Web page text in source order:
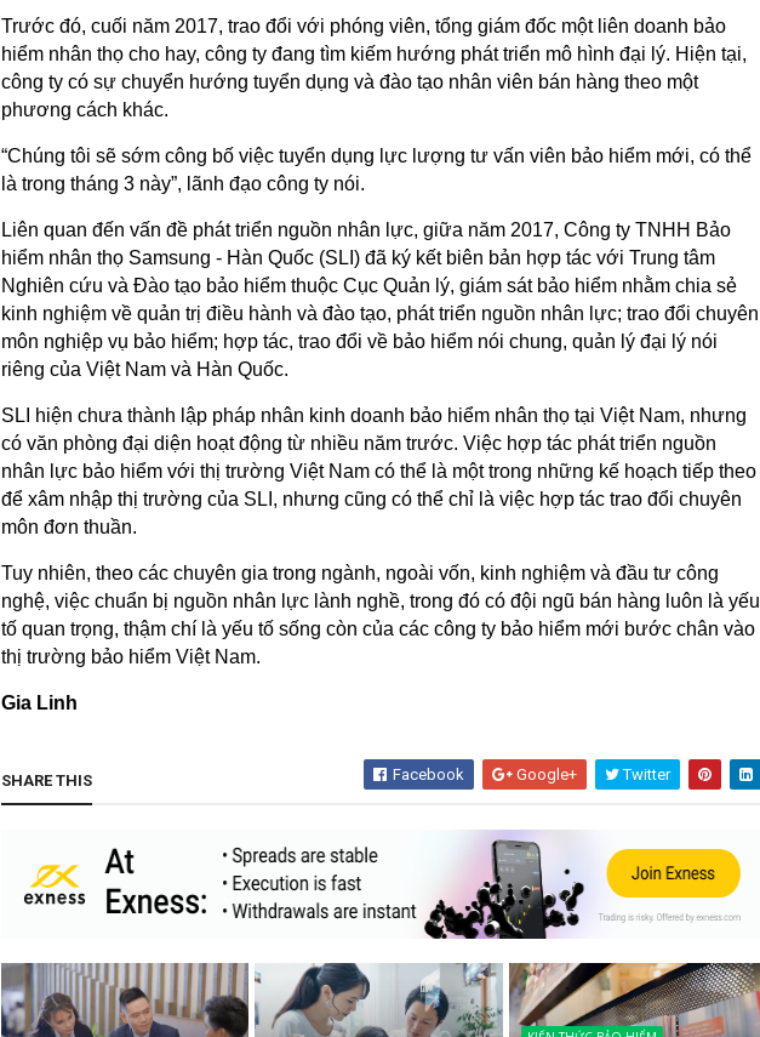
Trước đó, cuối năm 2017, trao đổi với phóng viên, tổng giám đốc một liên doanh bảo
hiểm nhân thọ cho hay, công ty đang tìm kiếm hướng phát triển mô hình đại lý. Hiện tại,
công ty có sự chuyển hướng tuyển dụng và đào tạo nhân viên bán hàng theo một
phương cách khác.
“Chúng tôi sẽ sớm công bố việc tuyển dụng lực lượng tư vấn viên bảo hiểm mới, có thể
là trong tháng 3 này”, lãnh đạo công ty nói.
Liên quan đến vấn đề phát triển nguồn nhân lực, giữa năm 2017, Công ty TNHH Bảo
hiểm nhân thọ Samsung - Hàn Quốc (SLI) đã ký kết biên bản hợp tác với Trung tâm
Nghiên cứu và Đào tạo bảo hiểm thuộc Cục Quản lý, giám sát bảo hiểm nhằm chia sẻ
kinh nghiệm về quản trị điều hành và đào tạo, phát triển nguồn nhân lực; trao đổi chuyên
môn nghiệp vụ bảo hiểm; hợp tác, trao đổi về bảo hiểm nói chung, quản lý đại lý nói
riêng của Việt Nam và Hàn Quốc.
SLI hiện chưa thành lập pháp nhân kinh doanh bảo hiểm nhân thọ tại Việt Nam, nhưng
có văn phòng đại diện hoạt động từ nhiều năm trước. Việc hợp tác phát triển nguồn
nhân lực bảo hiểm với thị trường Việt Nam có thể là một trong những kế hoạch tiếp theo
để xâm nhập thị trường của SLI, nhưng cũng có thể chỉ là việc hợp tác trao đổi chuyên
môn đơn thuần.
Tuy nhiên, theo các chuyên gia trong ngành, ngoài vốn, kinh nghiệm và đầu tư công
nghệ, việc chuẩn bị nguồn nhân lực lành nghề, trong đó có đội ngũ bán hàng luôn là yếu
tố quan trọng, thậm chí là yếu tố sống còn của các công ty bảo hiểm mới bước chân vào
thị trường bảo hiểm Việt Nam.
Gia Linh
SHARE THIS Facebook Google+ Twitter